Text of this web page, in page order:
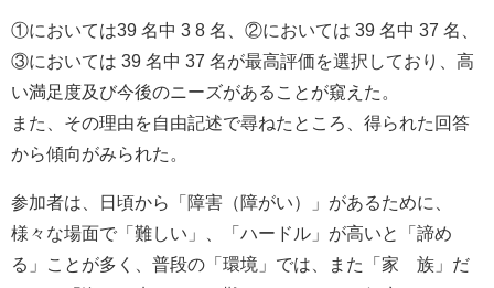
①においては39 名中 3 8 名、②においては 39 名中 37 名、
③においては 39 名中 37 名が最高評価を選択しており、高
い満足度及び今後のニーズがあることが窺えた。
また、その理由を自由記述で尋ねたところ、得られた回答
から傾向がみられた。
参加者は、日頃から「障害（障がい）」があるために、
様々な場面で「難しい」、「ハードル」が高いと「諦め
る」ことが多く、普段の「環境」では、また「家 族」だ